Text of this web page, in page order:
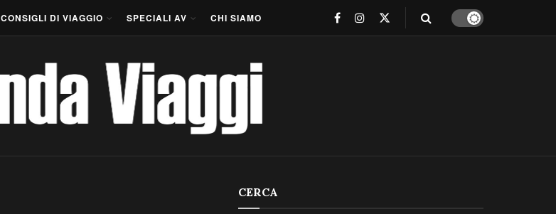
CONSIGLI DI VIAGGIO SPECIALI AV CHI SIAMO
CERCA